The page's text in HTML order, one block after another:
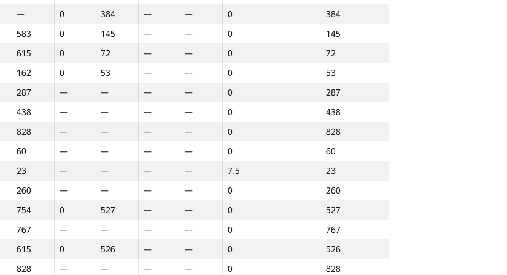
— 0 384 — — 0
384
583 0 145 — — 0
145
615 0 72 — — 0
72
162 0 53 — — 0
53
287 — — — — 0
287
438 — — — — 0
438
828 — — — — 0
828
60 — — — — 0
60
23 — — — — 7.5
23
260 — — — — 0
260
754 0 527 — — 0
527
767 — — — — 0
767
615 0 526 — — 0
526
828 — — — — 0
828
2 Ընդամենը
Վայր NGP30 Ընդհանուր Նվզգ. վայր